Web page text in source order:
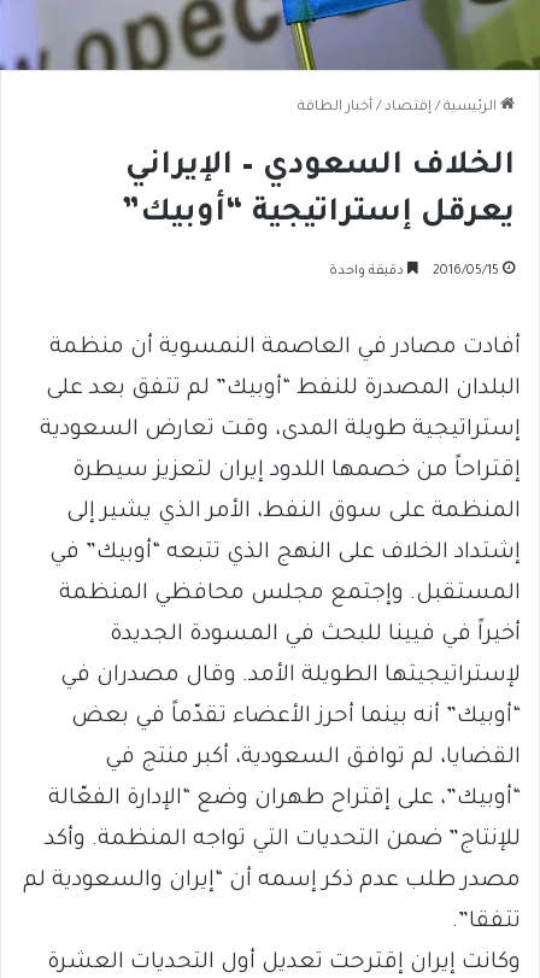
الرئيسية / إقتصاد / أخبار الطاقة
الخلاف السعودي – الإيراني
يعرقل إستراتيجية “أوبيك”
2016/05/15 دقيقة واحدة
أفادت مصادر في العاصمة النمسوية أن منظمة
البلدان المصدرة للنفط “أوبيك” لم تتفق بعد على
إستراتيجية طويلة المدى، وقت تعارض السعودية
إقتراحاً من خصمها اللدود إيران لتعزيز سيطرة
المنظمة على سوق النفط، الأمر الذي يشير إلى
إشتداد الخلاف على النهج الذي تتبعه “أوبيك” في
المستقبل. وإجتمع مجلس محافظي المنظمة
أخيراً في فيينا للبحث في المسودة الجديدة
لإستراتيجيتها الطويلة الأمد. وقال مصدران في
“أوبيك” أنه بينما أحرز الأعضاء تقدّماً في بعض
القضايا، لم توافق السعودية، أكبر منتج في
“أوبيك”، على إقتراح طهران وضع “الإدارة الفعّالة
للإنتاج” ضمن التحديات التي تواجه المنظمة. وأكد
مصدر طلب عدم ذكر إسمه أن “إيران والسعودية لم
تتفقا”.
وكانت إيران إقترحت تعديل أول التحديات العشرة